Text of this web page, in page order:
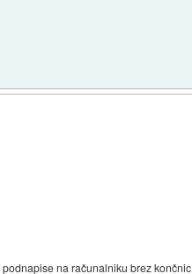
na računalniku brez končnic